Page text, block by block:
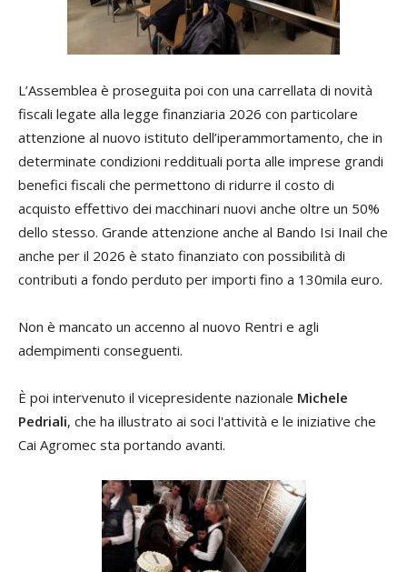
L’Assemblea è proseguita poi con una carrellata di novità
fiscali legate alla legge finanziaria 2026 con particolare
attenzione al nuovo istituto dell’iperammortamento, che in
determinate condizioni reddituali porta alle imprese grandi
benefici fiscali che permettono di ridurre il costo di
acquisto effettivo dei macchinari nuovi anche oltre un 50%
dello stesso. Grande attenzione anche al Bando Isi Inail che
anche per il 2026 è stato finanziato con possibilità di
contributi a fondo perduto per importi fino a 130mila euro.
Non è mancato un accenno al nuovo Rentri e agli
adempimenti conseguenti.
È poi intervenuto il vicepresidente nazionale Michele
Pedriali, che ha illustrato ai soci l'attività e le iniziative che
Cai Agromec sta portando avanti.